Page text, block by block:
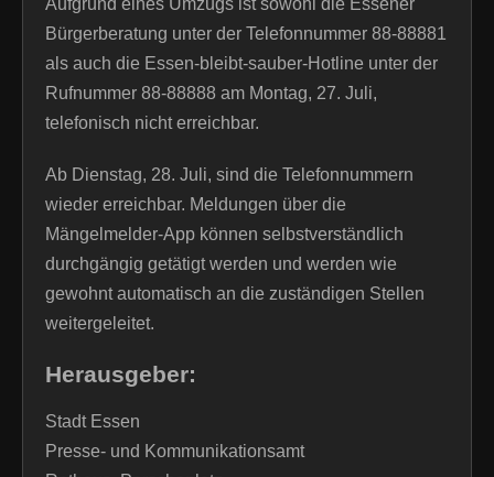
Aufgrund eines Umzugs ist sowohl die Essener
Bürgerberatung unter der Telefonnummer 88-88881
als auch die Essen-bleibt-sauber-Hotline unter der
Rufnummer 88-88888 am Montag, 27. Juli,
telefonisch nicht erreichbar.
Ab Dienstag, 28. Juli, sind die Telefonnummern
wieder erreichbar. Meldungen über die
Mängelmelder-App können selbstverständlich
durchgängig getätigt werden und werden wie
gewohnt automatisch an die zuständigen Stellen
weitergeleitet.
Herausgeber:
Stadt Essen
Presse- und Kommunikationsamt